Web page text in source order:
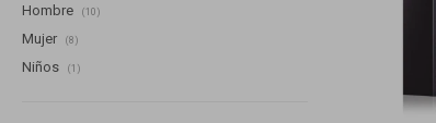
Hombre (10)
Mujer (8)
Niños (1)